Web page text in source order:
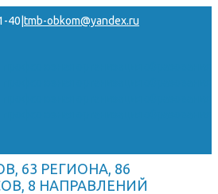
40 tmb-obkom@yandex.ru
63 РЕГИОНА, 86
8 НАПРАВЛЕНИЙ